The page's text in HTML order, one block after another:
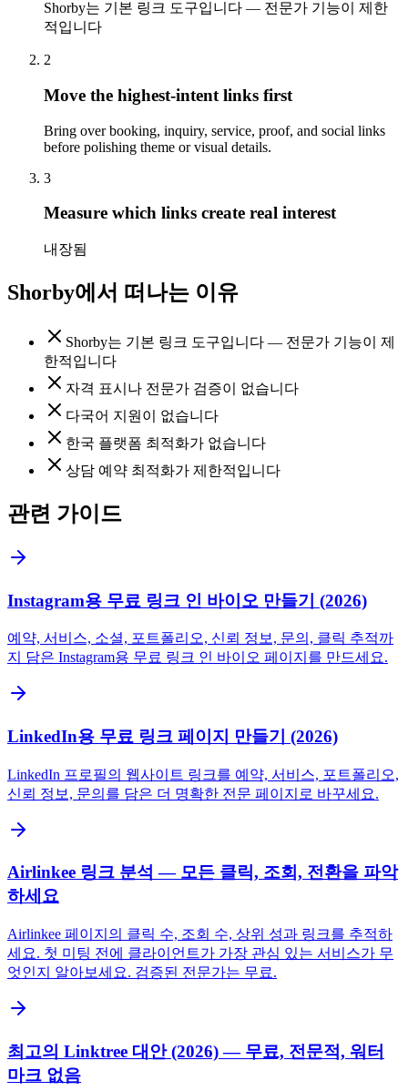
Shorby는 기본 링크 도구입니다 — 전문가 기능이 제한
적입니다
2
Move the highest-intent links first
Bring over booking, inquiry, service, proof, and social links
before polishing theme or visual details.
3
Measure which links create real interest
내장됨
Shorby에서 떠나는 이유
Shorby는 기본 링크 도구입니다 — 전문가 기능이 제
한적입니다
자격 표시나 전문가 검증이 없습니다
다국어 지원이 없습니다
한국 플랫폼 최적화가 없습니다
상담 예약 최적화가 제한적입니다
관련 가이드
Instagram용 무료 링크 인 바이오 만들기 (2026)
예약, 서비스, 소셜, 포트폴리오, 신뢰 정보, 문의, 클릭 추적까
지 담은 Instagram용 무료 링크 인 바이오 페이지를 만드세요.
LinkedIn용 무료 링크 페이지 만들기 (2026)
LinkedIn 프로필의 웹사이트 링크를 예약, 서비스, 포트폴리오,
신뢰 정보, 문의를 담은 더 명확한 전문 페이지로 바꾸세요.
Airlinkee 링크 분석 — 모든 클릭, 조회, 전환을 파악
하세요
Airlinkee 페이지의 클릭 수, 조회 수, 상위 성과 링크를 추적하
세요. 첫 미팅 전에 클라이언트가 가장 관심 있는 서비스가 무
엇인지 알아보세요. 검증된 전문가는 무료.
최고의 Linktree 대안 (2026) — 무료, 전문적, 워터
마크 없음